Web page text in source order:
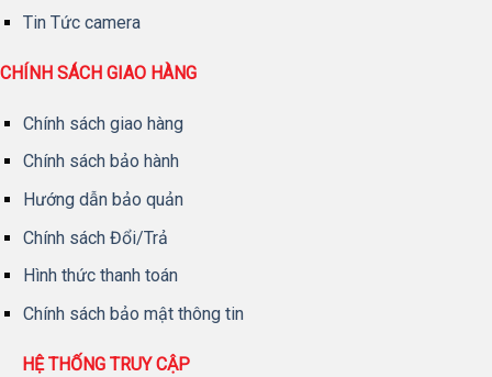
Tin Tức camera
CHÍNH SÁCH GIAO HÀNG
Chính sách giao hàng
Chính sách bảo hành
Hướng dẫn bảo quản
Chính sách Đổi/Trả
Hình thức thanh toán
Chính sách bảo mật thông tin
HỆ THỐNG TRUY CẬP